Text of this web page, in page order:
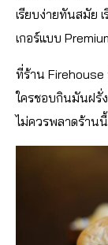
เรียบง่ายทันสมัย
เกอร์แบบ
ที่ร้าน Firehouse
ใครชอบกินมันฝ
ไม่ควรพลาดร้านนี้